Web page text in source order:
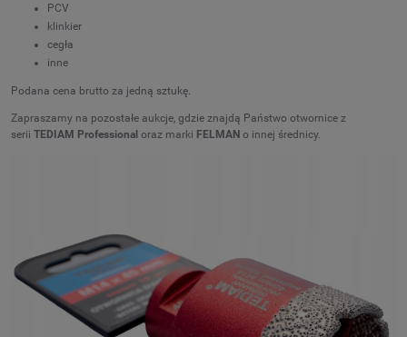
PCV
klinkier
cegła
inne
Podana cena brutto za jedną sztukę.
Zapraszamy na pozostałe aukcje, gdzie znajdą Państwo otwornice z
serii TEDIAM Professional oraz marki FELMAN o innej średnicy.